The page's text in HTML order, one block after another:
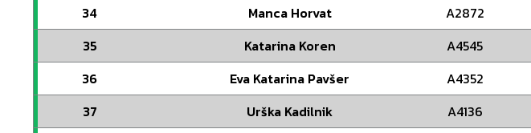
34
Manca Horvat A2872
35
Katarina Koren A4545
36
Eva Katarina Pavšer A4352
37
Urška Kadilnik A4136